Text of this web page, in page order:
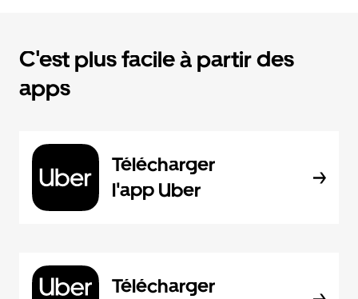
C'est plus facile à partir des
apps
Télécharger
l'app Uber
Télécharger